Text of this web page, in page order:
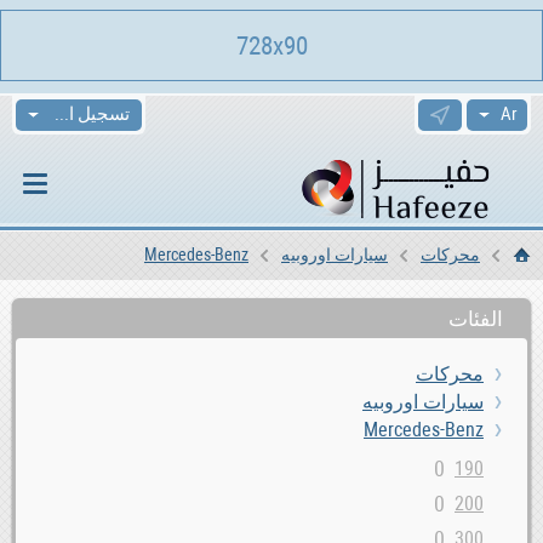
تسجيل الدخول
الرئيسيةمحركات سيارات اوروبيه Mercedes-Benz
الفئات
محركات
سيارات اوروبيه
Mercedes-Benz
190
0
200
0
728x90